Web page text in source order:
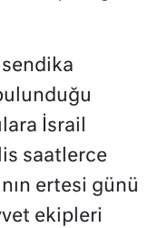
İsrail
saatlerce
ertesi günü
ekipleri